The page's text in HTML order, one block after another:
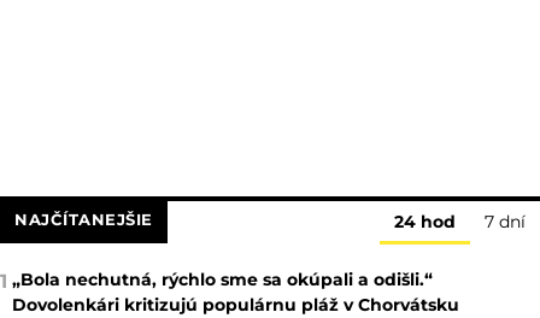
NAJČÍTANEJŠIE 24 hod 7 dní
1 „Bola nechutná, rýchlo sme sa okúpali a odišli.“
Dovolenkári kritizujú populárnu pláž v Chorvátsku